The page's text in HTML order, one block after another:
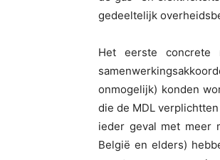
gedeeltelijk
Het eerste concrete
onmogelijk) konden
die de MDL
ieder geval met meer
België en elders)